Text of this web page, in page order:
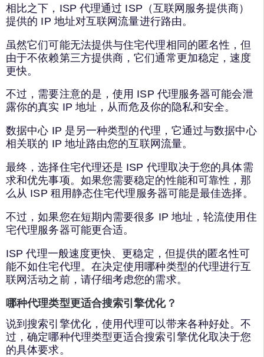
相比之下，ISP 代理通过 ISP（互联网服务提供商）
提供的 IP 地址对互联网流量进行路由。
虽然它们可能无法提供与住宅代理相同的匿名性，但
由于不依赖第三方提供商，它们通常更加稳定，速度
更快。
不过，需要注意的是，使用 ISP 代理服务器可能会泄
露你的真实 IP 地址，从而危及你的隐私和安全。
数据中心 IP 是另一种类型的代理，它通过与数据中心
相关联的 IP 地址路由您的互联网流量。
最终，选择住宅代理还是 ISP 代理取决于您的具体需
求和优先事项。如果您需要稳定的性能和可靠性，那
么从 ISP 租用静态住宅代理服务器可能是最佳选择。
不过，如果您在短期内需要很多 IP 地址，轮流使用住
宅代理服务器可能更合适。
ISP 代理一般速度更快、更稳定，但提供的匿名性可
能不如住宅代理。在决定使用哪种类型的代理进行互
联网活动之前，请仔细考虑您的需求。
哪种代理类型更适合搜索引擎优化？
说到搜索引擎优化，使用代理可以带来各种好处。不
过，确定哪种代理类型更适合搜索引擎优化取决于您
的具体要求。